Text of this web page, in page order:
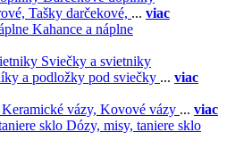
Tašky darčekové, ... viac
Kahance a náplne
Sviečky a svietniky
a podložky pod sviečky ... viac
Keramické vázy, Kovové vázy ... viac
Dózy, misy, taniere sklo